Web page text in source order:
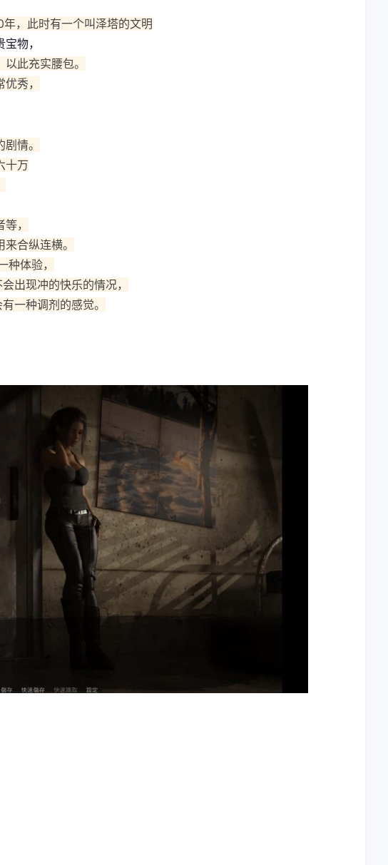
，此时有一个叫泽塔的文明
物，
此充实腰包。
秀，
情。
十万
，
合纵连横。
体验，
出现冲的快乐的情况，
一种调剂的感觉。